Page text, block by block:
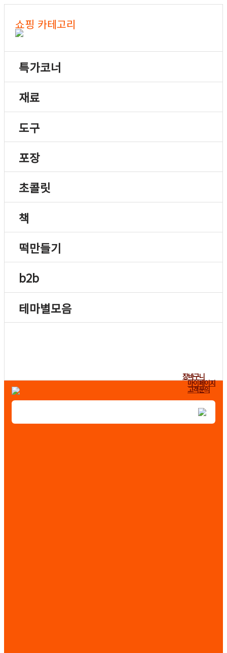
쇼핑 카테고리
특가코너
재료
도구
포장
초콜릿
책
떡만들기
b2b
테마별모음
장바구니
마이페이지
고객문의